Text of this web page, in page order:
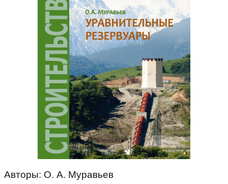
Авторы: О. А. Муравьев